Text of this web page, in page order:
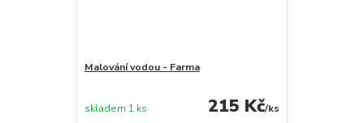
Malování vodou - Farma
215 Kč/ks
skladem 1 ks